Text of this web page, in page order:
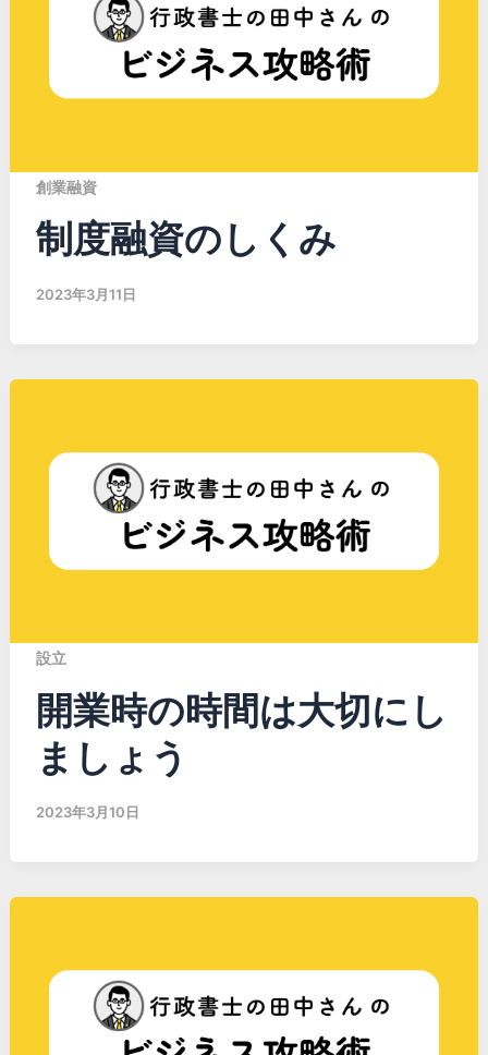
創業融資
制度融資のしくみ
2023年3月11日
設立
開業時の時間は大切にし
ましょう
2023年3月10日